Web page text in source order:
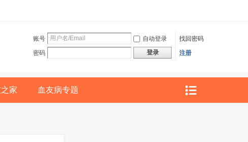
账号 自动登录
找回密码
密码
登录 注册
家 血友病专题